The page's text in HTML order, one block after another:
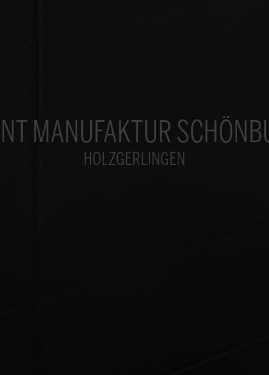
MANUFAKTUR
HOLZGERLINGEN